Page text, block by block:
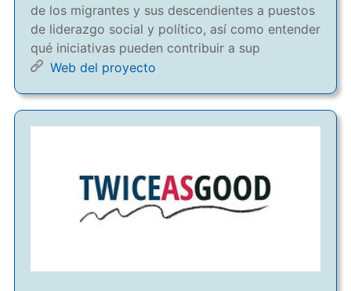
de los migrantes y sus descendientes a puestos
de liderazgo social y político, así como entender
qué iniciativas pueden contribuir a sup
Web del proyecto